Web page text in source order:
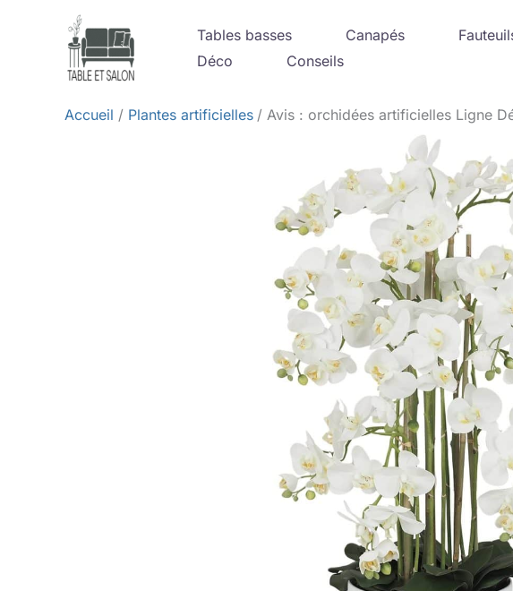
Tables basses Canapés
Déco
Conseils
Accueil Plantes artificielles Avis : orchidées artificielles Ligne